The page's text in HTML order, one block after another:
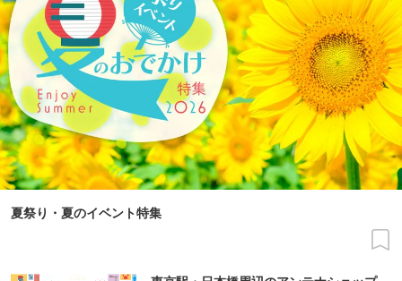
夏祭り・夏のイベント特集